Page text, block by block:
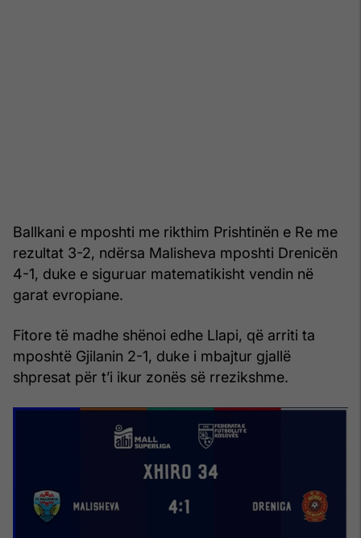
Ballkani e mposhti me rikthim Prishtinën e Re me
rezultat 3-2, ndërsa Malisheva mposhti Drenicën
4-1, duke e siguruar matematikisht vendin në
garat evropiane.
Fitore të madhe shënoi edhe Llapi, që arriti ta
mposhtë Gjilanin 2-1, duke i mbajtur gjallë
shpresat për t’i ikur zonës së rrezikshme.